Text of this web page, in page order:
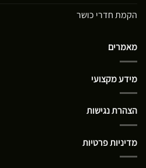
הקמת חדרי כושר
מאמרים
מידע מקצועי
הצהרת נגישות
מדיניות פרטיות